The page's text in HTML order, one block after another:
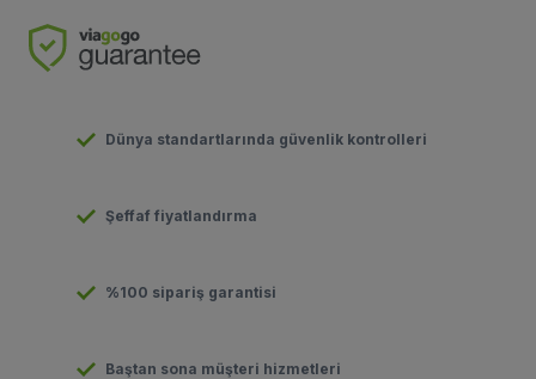
Dünya standartlarında güvenlik kontrolleri
Şeffaf fiyatlandırma
%100 sipariş garantisi
Baştan sona müşteri hizmetleri